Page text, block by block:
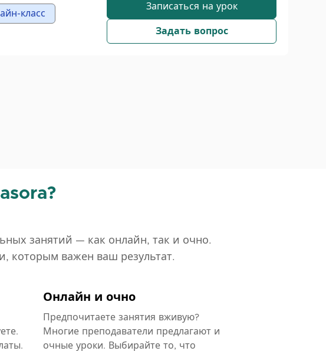
класс
Записаться на урок
Задать вопрос
занятий — как онлайн, так и очно.
которым важен ваш результат.
Онлайн и очно
Предпочитаете занятия вживую?
Многие преподаватели предлагают и
очные уроки. Выбирайте то, что